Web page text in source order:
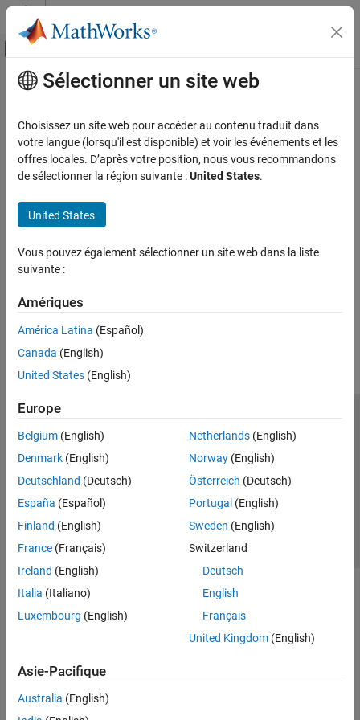
Passer au contenu
Activer/désactiver l'affichage du menu
Accueil de la documentation
Contenu principal
How useful was this information?
Sélectionner un site web
Choisissez un site web pour accéder au contenu traduit dans
votre langue (lorsqu'il est disponible) et voir les événements et les
offres locales. D’après votre position, nous vous recommandons
de sélectionner la région suivante :United States.
United States
Vous pouvez également sélectionner un site web dans la liste
suivante :
Amériques
América Latina (Español)
Canada (English)
United States (English)
Europe
Belgium (English)
Denmark (English)
Deutschland (Deutsch)
España (Español)
Finland (English)
France (Français)
Ireland (English)
Italia (Italiano)
Luxembourg (English)
Netherlands(English)
Norway(English)
Österreich (Deutsch)
Portugal (English)
Sweden (English)
Switzerland
Deutsch
English
Français
United Kingdom(English)
Asie-Pacifique
Australia (English)
Lutte anti-piratage
Contacts locaux
© 1994-2026 The MathWorks, Inc.